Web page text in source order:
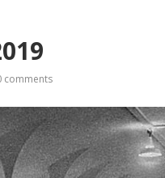
comments